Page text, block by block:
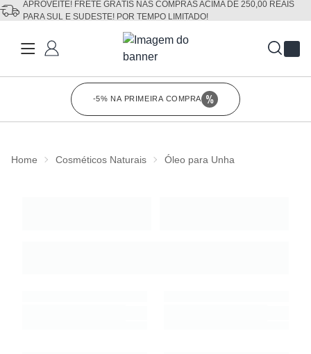
APROVEITE! FRETE GRÁTIS NAS COMPRAS ACIMA DE 250,00 REAIS
PARA SUL E SUDESTE! POR TEMPO LIMITADO!
-5% NA PRIMEIRA COMPRA
Home Cosméticos Naturais Óleo para Unha